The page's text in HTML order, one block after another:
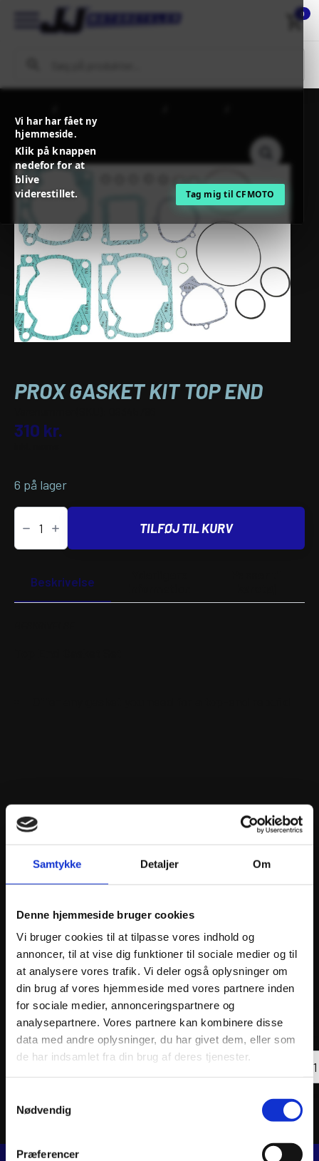
Samtykke Detaljer Om
Denne hjemmeside bruger cookies
Vi bruger cookies til at tilpasse vores indhold og
annoncer, til at vise dig funktioner til sociale medier og til
at analysere vores trafik. Vi deler også oplysninger om
din brug af vores hjemmeside med vores partnere inden
for sociale medier, annonceringspartnere og
analysepartnere. Vores partnere kan kombinere disse
data med andre oplysninger, du har givet dem, eller som
de har indsamlet fra din brug af deres tjenester.
Nødvendig
Præferencer
Vi har har fået ny
hjemmeside.
Klik på knappen
nedefor for at
blive
viderestillet.
Tag mig til CFMOTO
0
KIT TOP END
PROX GASKET KIT TOP END
310 kr.
6 på lager
PROX
GASKET
KIT
TOP
TILFØJ TIL KURV
Beskrivelse
ANDRE INTERESSANTE VARER
ATHENA PISTON KIT FORGED Ø53,95mm
1.101kr.
inkl. moms
Tilføj til kurv
inkl.
KIT
antal